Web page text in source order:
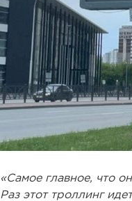
«Самое главное, что
Раз этот троллинг